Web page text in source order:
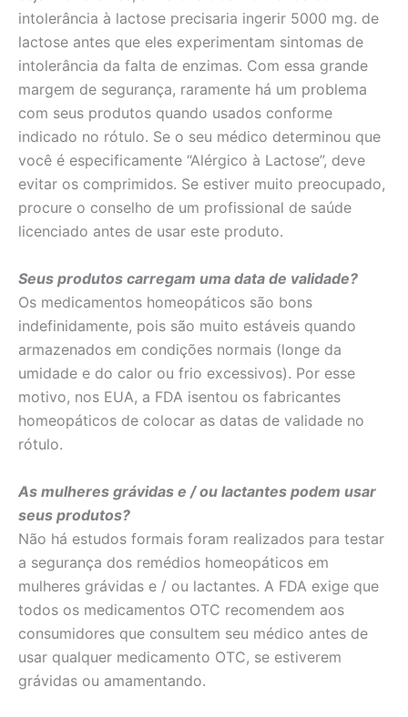
intolerância à lactose precisaria ingerir 5000 mg. de
lactose antes que eles experimentam sintomas de
intolerância da falta de enzimas. Com essa grande
margem de segurança, raramente há um problema
com seus produtos quando usados conforme
indicado no rótulo. Se o seu médico determinou que
você é especificamente “Alérgico à Lactose”, deve
evitar os comprimidos. Se estiver muito preocupado,
procure o conselho de um profissional de saúde
licenciado antes de usar este produto.
Seus produtos carregam uma data de validade?
Os medicamentos homeopáticos são bons
indefinidamente, pois são muito estáveis quando
armazenados em condições normais (longe da
umidade e do calor ou frio excessivos). Por esse
motivo, nos EUA, a FDA isentou os fabricantes
homeopáticos de colocar as datas de validade no
rótulo.
As mulheres grávidas e / ou lactantes podem usar
seus produtos?
Não há estudos formais foram realizados para testar
a segurança dos remédios homeopáticos em
mulheres grávidas e / ou lactantes. A FDA exige que
todos os medicamentos OTC recomendem aos
consumidores que consultem seu médico antes de
usar qualquer medicamento OTC, se estiverem
grávidas ou amamentando.